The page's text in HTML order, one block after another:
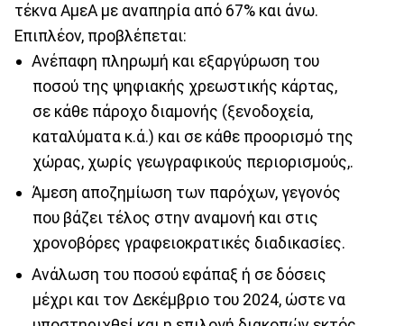
τέκνα ΑμεΑ με αναπηρία από 67% και άνω.
Επιπλέον, προβλέπεται:
Ανέπαφη πληρωμή και εξαργύρωση του
ποσού της ψηφιακής χρεωστικής κάρτας,
σε κάθε πάροχο διαμονής (ξενοδοχεία,
καταλύματα κ.ά.) και σε κάθε προορισμό της
χώρας, χωρίς γεωγραφικούς περιορισμούς,.
Άμεση αποζημίωση των παρόχων, γεγονός
που βάζει τέλος στην αναμονή και στις
χρονοβόρες γραφειοκρατικές διαδικασίες.
Ανάλωση του ποσού εφάπαξ ή σε δόσεις
μέχρι και τον Δεκέμβριο του 2024, ώστε να